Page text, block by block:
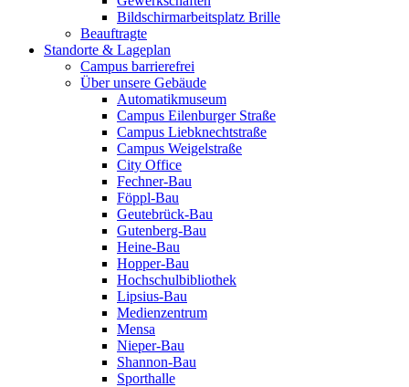
Bildschirmarbeitsplatz Brille
Beauftragte
Standorte & Lageplan
Campus barrierefrei
Über unsere Gebäude
Automatikmuseum
Campus Eilenburger Straße
Campus Liebknechtstraße
Campus Weigelstraße
City Office
Fechner-Bau
Föppl-Bau
Geutebrück-Bau
Gutenberg-Bau
Heine-Bau
Hopper-Bau
Hochschulbibliothek
Lipsius-Bau
Medienzentrum
Mensa
Nieper-Bau
Shannon-Bau
Sporthalle